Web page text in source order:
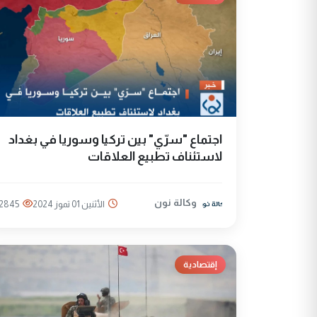
اجتماع "سرّي" بين تركيا وسوريا في بغداد
لاستئناف تطبيع العلاقات
وكالة نون الأثنين 01 تموز 2024
إقتصادية